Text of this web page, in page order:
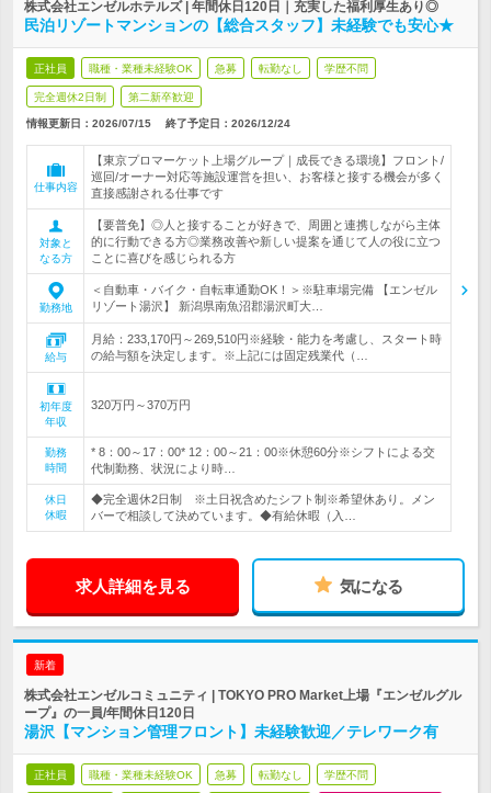
株式会社エンゼルホテルズ | 年間休日120日｜充実した福利厚生あり◎
民泊リゾートマンションの【総合スタッフ】未経験でも安心★
正社員 職種・業種未経験OK 急募 転勤なし 学歴不問
完全週休2日制 第二新卒歓迎
情報更新日：2026/07/15 終了予定日： 2026/12/24
仕事内容
【東京プロマーケット上場グループ｜成長できる環境】フロント/
巡回/オーナー対応等施設運営を担い、お客様と接する機会が多く
直接感謝される仕事です
対象と
なる方
【要普免】◎人と接することが好きで、周囲と連携しながら主体
的に行動できる方◎業務改善や新しい提案を通じて人の役に立つ
ことに喜びを感じられる方
勤務地
＜自動車・バイク・自転車通勤OK！＞※駐車場完備 【エンゼル
リゾート湯沢】 新潟県南魚沼郡湯沢町大…
給与
月給：233,170円～269,510円※経験・能力を考慮し、スタート時
の給与額を決定します。※上記には固定残業代（…
初年度
年収
320万円～370万円
勤務
時間
* 8：00～17：00* 12：00～21：00※休憩60分※シフトによる交
代制勤務、状況により時…
休日
休暇
◆完全週休2日制 ※土日祝含めたシフト制※希望休あり。メン
バーで相談して決めています。◆有給休暇（入…
求人詳細を見る 気になる
新着
株式会社エンゼルコミュニティ | TOKYO PRO Market上場『エンゼルグル
ープ』の一員/年間休日120日
湯沢【マンション管理フロント】未経験歓迎／テレワーク有
正社員 職種・業種未経験OK 急募 転勤なし 学歴不問